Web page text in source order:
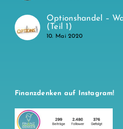
Optionshandel –
(Teil 1)
10. Mai 2020
Finanzdenken auf Instagram!